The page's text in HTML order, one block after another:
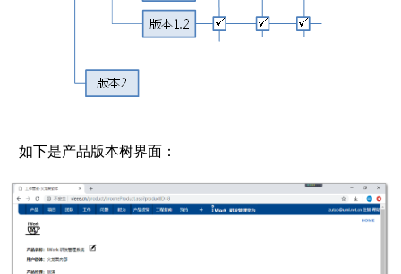
如下是产品版本树界面：